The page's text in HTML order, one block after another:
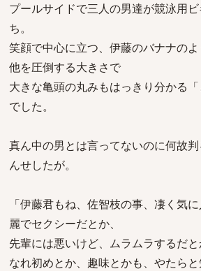
プールサイドで三人の男達が競泳用
ち。
笑顔で中心に立つ、伊藤のバナナの
他を圧倒する大きさで
大きな亀頭の丸みもはっきり分かる
でした。
真ん中の男とは言ってないのに何故
んせしたが。
「伊藤君もね、佐智枝の事、凄く気
麗でセクシーだとか、
先輩には悪いけど、ムラムラするだと
なれ初めとか、趣味とかも、やたら